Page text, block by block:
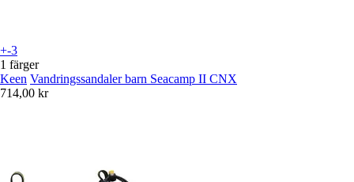
+-3
1 färger
Keen Vandringssandaler barn Seacamp II CNX
714,00 kr